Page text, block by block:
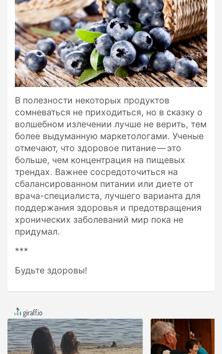
В полезности некоторых продуктов
сомневаться не приходиться, но в сказку о
волшебном излечении лучше не верить, тем
более выдуманную маркетологами. Ученые
отмечают, что здоровое питание — это
больше, чем концентрация на пищевых
трендах. Важнее сосредоточиться на
сбалансированном питании или диете от
врача-специалиста, лучшего варианта для
поддержания здоровья и предотвращения
хронических заболеваний мир пока не
придумал.
***
Будьте здоровы!